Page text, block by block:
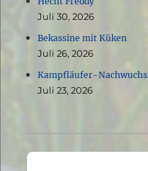
Juli 30, 2026
Bekassine mit Küken
Juli 26, 2026
Kampfläufer-Nachwuchs
Juli 23, 2026